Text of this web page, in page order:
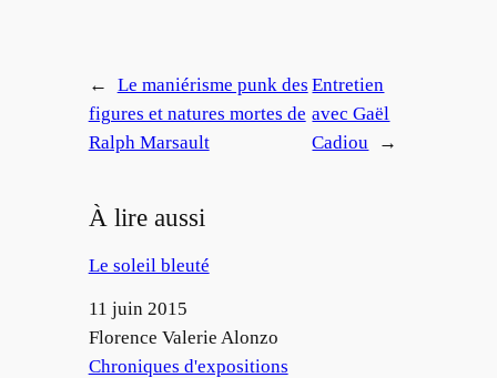
←
Le maniérisme punk des
figures et natures mortes de
Ralph Marsault
Entretien
avec Gaël
Cadiou
→
À lire aussi
Le soleil bleuté
Date
11 juin 2015
Auteur
Florence Valerie Alonzo
Par rapport à
Chroniques d'expositions